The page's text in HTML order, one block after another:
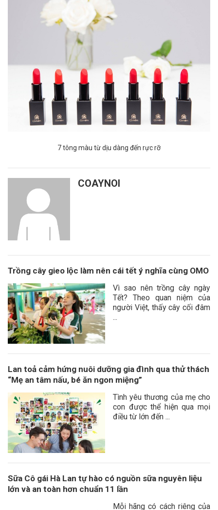
7 tông màu từ dịu dàng đến rực rỡ
COAYNOI
Trồng cây gieo lộc làm nên cái tết ý nghĩa cùng OMO
Vì sao nên trồng cây ngày
Tết? Theo quan niệm của
người Việt, thấy cây cối đâm
...
Lan toả cảm hứng nuôi dưỡng gia đình qua thử thách
“Mẹ an tâm nấu, bé ăn ngon miệng”
Tình yêu thương của mẹ cho
con được thể hiện qua mọi
điều từ lớn đến ...
Sữa Cô gái Hà Lan tự hào có nguồn sữa nguyên liệu
lớn và an toàn hơn chuẩn 11 lần
Mỗi hãng có cách riêng của